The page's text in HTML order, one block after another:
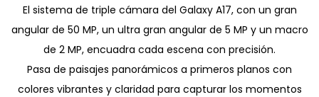
El sistema de triple cámara del Galaxy A17, con un gran
angular de 50 MP, un ultra gran angular de 5 MP y un macro
de 2 MP, encuadra cada escena con precisión.
Pasa de paisajes panorámicos a primeros planos con
colores vibrantes y claridad para capturar los momentos